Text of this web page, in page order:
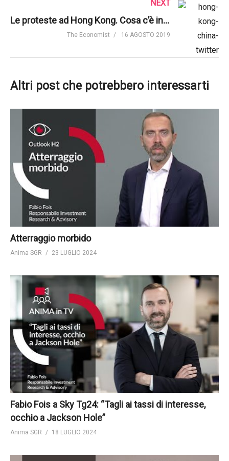
NEXT
Le proteste ad Hong Kong. Cosa c’è in gioco per la Cina? | The Economist
The Economist 16 AGOSTO 2019
Altri post che potrebbero interessarti
Atterraggio morbido
Anima SGR 23 LUGLIO 2024
Fabio Fois a Sky Tg24: “Tagli ai tassi di interesse,
occhio a Jackson Hole”
Anima SGR 18 LUGLIO 2024